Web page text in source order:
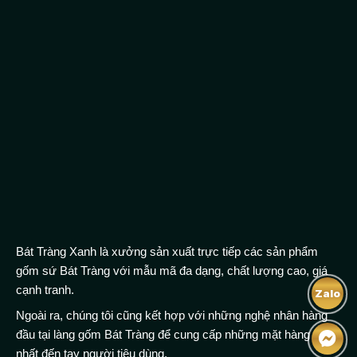
Zalo
Bát Tràng Xanh là xưởng sản xuất trực tiếp các sản phẩm
gốm sứ Bát Tràng với mẫu mã đa dạng, chất lượng cao, giá
cạnh tranh.
Ngoài ra, chúng tôi cũng kết hợp với những nghệ nhân hàng
đầu tại làng gốm Bát Tràng để cung cấp những mặt hàng tốt
nhất đến tay người tiêu dùng.